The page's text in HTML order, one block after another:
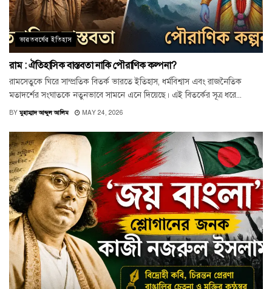
ভারতবর্ষের ইতিহাস
রাম : ঐতিহাসিক বাস্তবতা নাকি পৌরাণিক কল্পনা?
রামসেতুকে ঘিরে সাম্প্রতিক বিতর্ক ভারতে ইতিহাস, ধর্মবিশ্বাস এবং রাজনৈতিক
মতাদর্শের সংঘাতকে নতুনভাবে সামনে এনে দিয়েছে। এই বিতর্কের সূত্র ধরে...
BY মুহাম্মাদ আব্দুল আলিম MAY 24, 2026